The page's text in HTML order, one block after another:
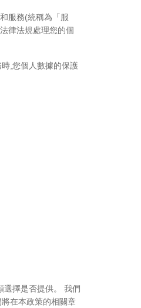
服務(統稱為「服
律法規處理您的個
,您個人數據的保護
選擇是否提供。 我們
在本政策的相關章